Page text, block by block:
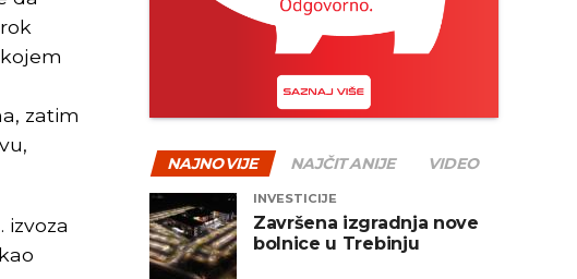
zatim
izvoza
NAJNOVIJE NAJČITANIJE VIDEO
INVESTICIJE
Završena izgradnja nove
bolnice u Trebinju